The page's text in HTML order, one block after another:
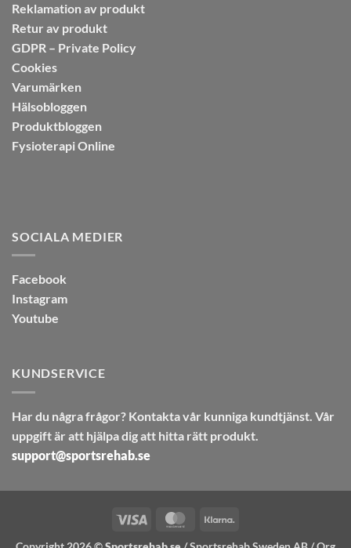
Reklamation av produkt
Retur av produkt
GDPR – Private Policy
Cookies
Varumärken
Hälsobloggen
Produktbloggen
Fysioterapi Online
SOCIALA MEDIER
Facebook
Instagram
Youtube
KUNDSERVICE
Har du några frågor? Kontakta vår kunniga kundtjänst. Vår
uppgift är att hjälpa dig att hitta rätt produkt.
support@sportsrehab.se
Visa MasterCard